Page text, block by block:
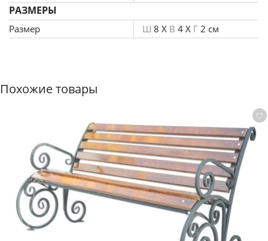
РАЗМЕРЫ
Размер Ш 8 X В 4 X Г 2 см
Похожие товары